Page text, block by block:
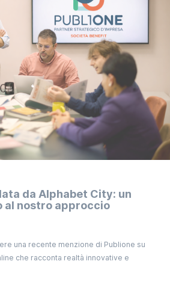
da Alphabet City: un
al nostro approccio
una recente menzione di Publione su
che racconta realtà innovative e